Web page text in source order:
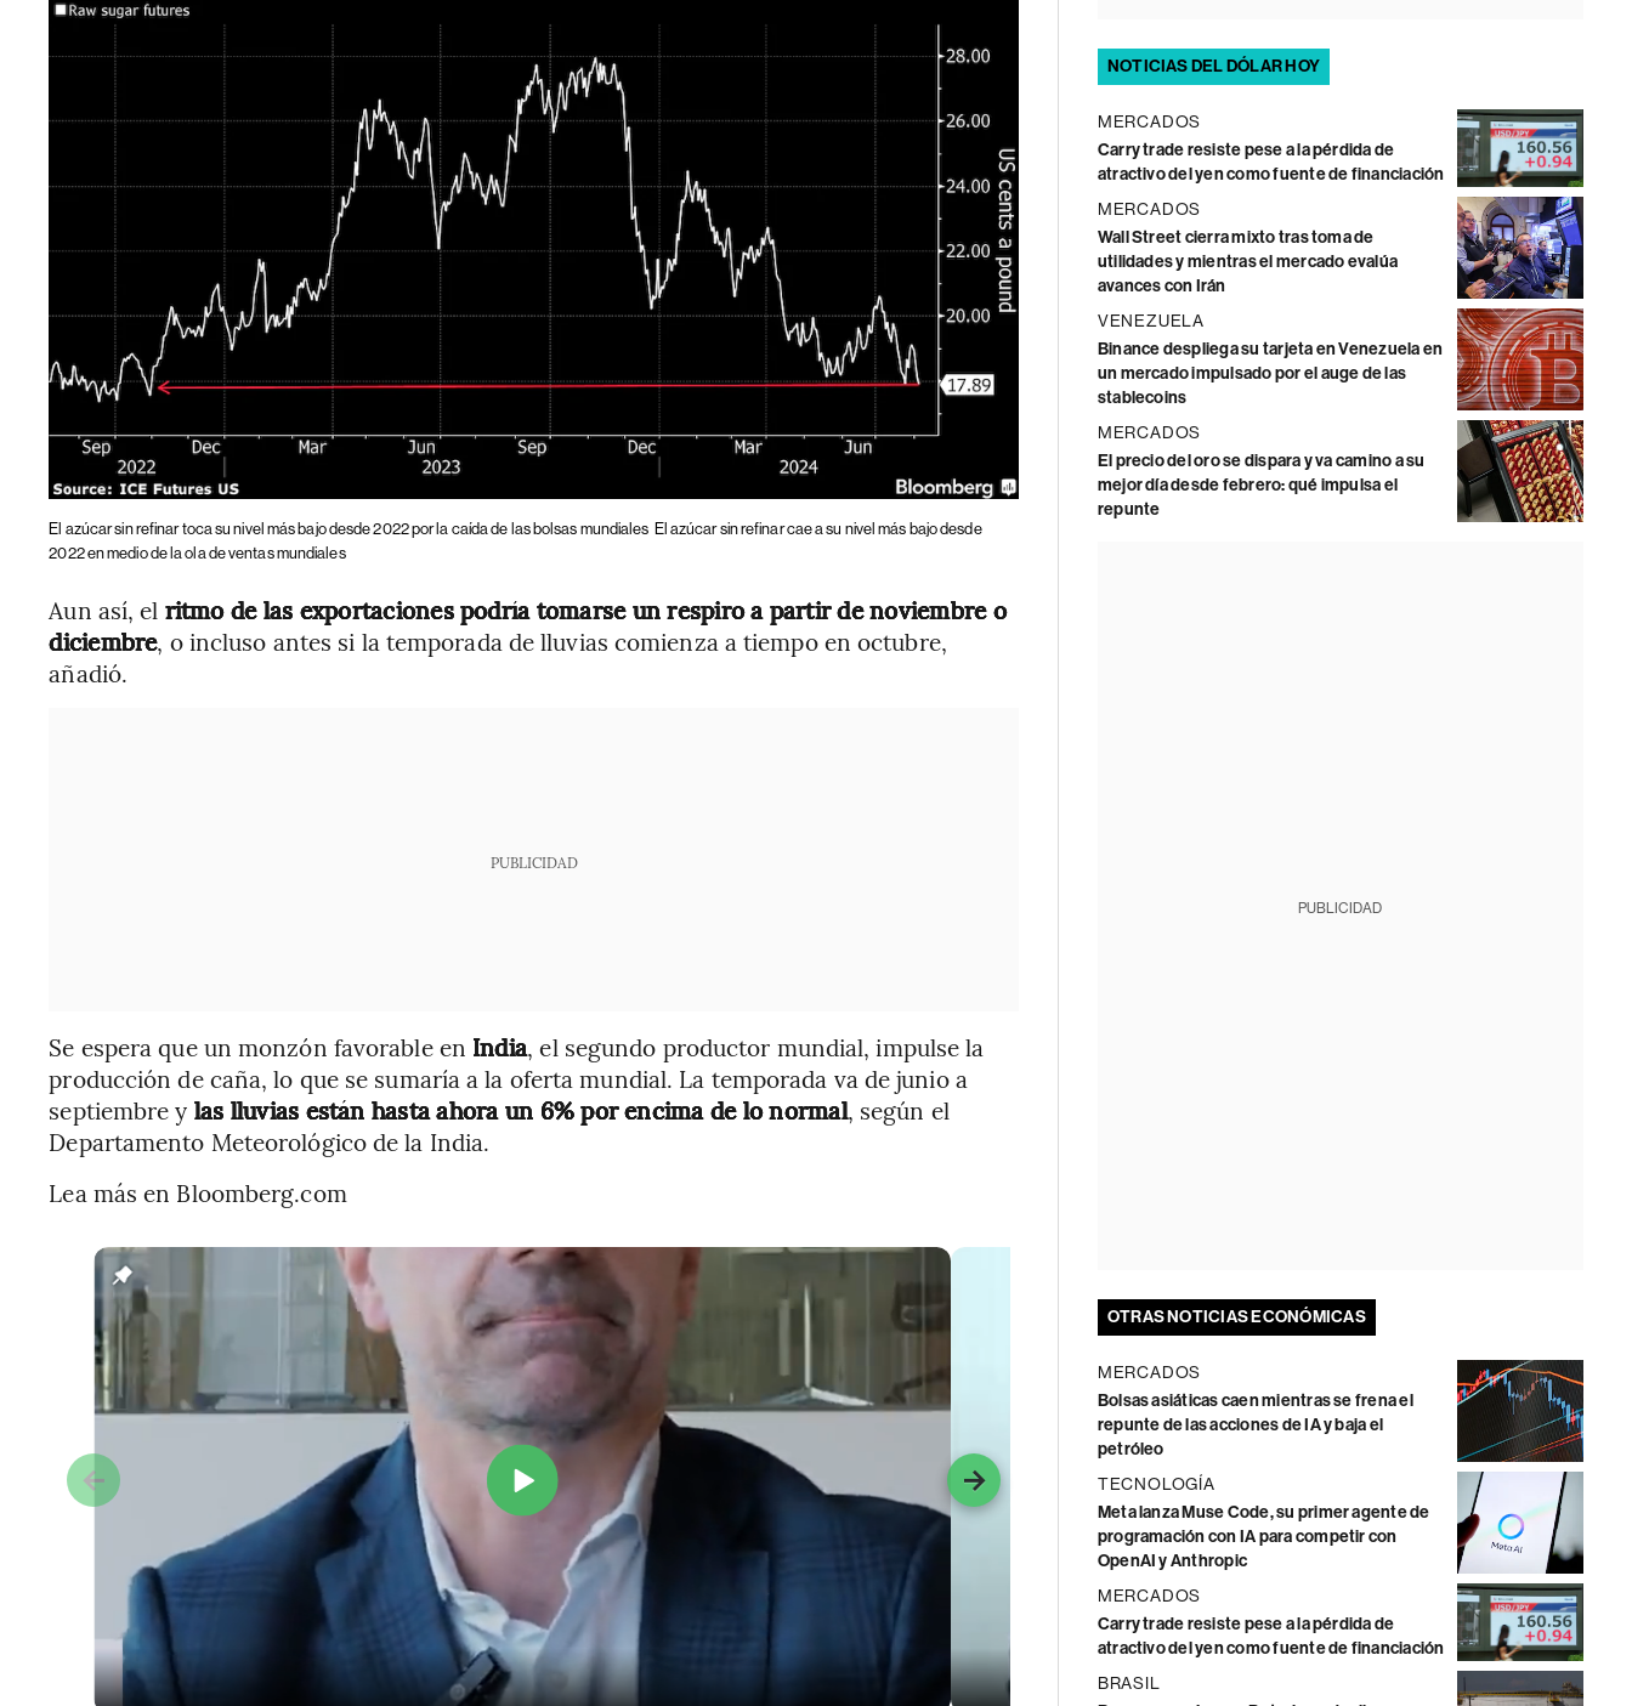
El azúcar sin refinar toca su nivel más bajo desde 2022 por la caída de las bolsas mundiales El azúcar sin refinar cae a su nivel más bajo desde
2022 en medio de la ola de ventas mundiales
Aun así, el ritmo de las exportaciones podría tomarse un respiro a partir de noviembre o
diciembre, o incluso antes si la temporada de lluvias comienza a tiempo en octubre,
añadió.
PUBLICIDAD
Se espera que un monzón favorable en India, el segundo productor mundial, impulse la
producción de caña, lo que se sumaría a la oferta mundial. La temporada va de junio a
septiembre y las lluvias están hasta ahora un 6% por encima de lo normal, según el
Departamento Meteorológico de la India.
Lea más en Bloomberg.com
NOTICIAS DEL DÓLAR HOY
MERCADOS
Carry trade resiste pese a la pérdida de
atractivo del yen como fuente de financiación
MERCADOS
Wall Street cierra mixto tras toma de
utilidades y mientras el mercado evalúa
avances con Irán
VENEZUELA
Binance despliega su tarjeta en Venezuela en
un mercado impulsado por el auge de las
stablecoins
MERCADOS
El precio del oro se dispara y va camino a su
mejor día desde febrero: qué impulsa el
repunte
PUBLICIDAD
OTRAS NOTICIAS ECONÓMICAS
MERCADOS
Bolsas asiáticas caen mientras se frena el
repunte de las acciones de IA y baja el
petróleo
TECNOLOGÍA
Meta lanza Muse Code, su primer agente de
programación con IA para competir con
OpenAI y Anthropic
MERCADOS
Carry trade resiste pese a la pérdida de
atractivo del yen como fuente de financiación
BRASIL